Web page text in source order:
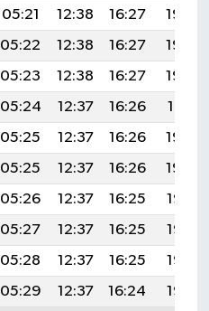
05:21 12:38 16:27
19:44
05:22 12:38 16:27
19:43
05:23 12:38 16:27
19:42
05:24 12:37 16:26
19:41
05:25 12:37 16:26
19:40
05:25 12:37 16:26
19:39
05:26 12:37 16:25
19:38
05:27 12:37 16:25
19:37
05:28 12:37 16:25
19:36
05:29 12:37 16:24
19:35